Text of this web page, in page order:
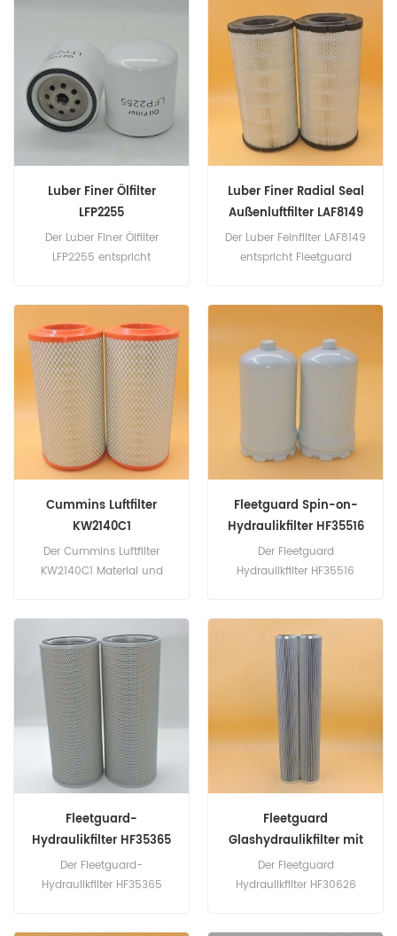
Luber Finer Ölfilter
LFP2255
Der Luber Finer Ölfilter
LFP2255 entspricht
Teilname: Ölfilter Marke:
Luber Finer
Luber Finer Radial Seal
Außenluftfilter LAF8149
Der Luber Feinfilter LAF8149
entspricht Fleetguard
Teilname: Luftfilter Marke:
Luber Finer
Cummins Luftfilter
KW2140C1
Der Cummins Luftfilter
KW2140C1 Material und
KW2140C1 Teilname:
Luftfilter Marke: Cummins
Fleetguard Spin-on-
Hydraulikfilter HF35516
Der Fleetguard
Hydraulikfilter HF35516
SH60236, MANN WH9012.
Teilenummer: HF35516
Teilname: Hydraulikfilter
Marke: Fleetguard
Fleetguard-
Hydraulikfilter HF35365
Der Fleetguard-
Hydraulikfilter HF35365
Fleetguard
Glashydraulikfilter mit
maximaler Leistung
HF30626
Der Fleetguard
Hydraulikfilter HF30626